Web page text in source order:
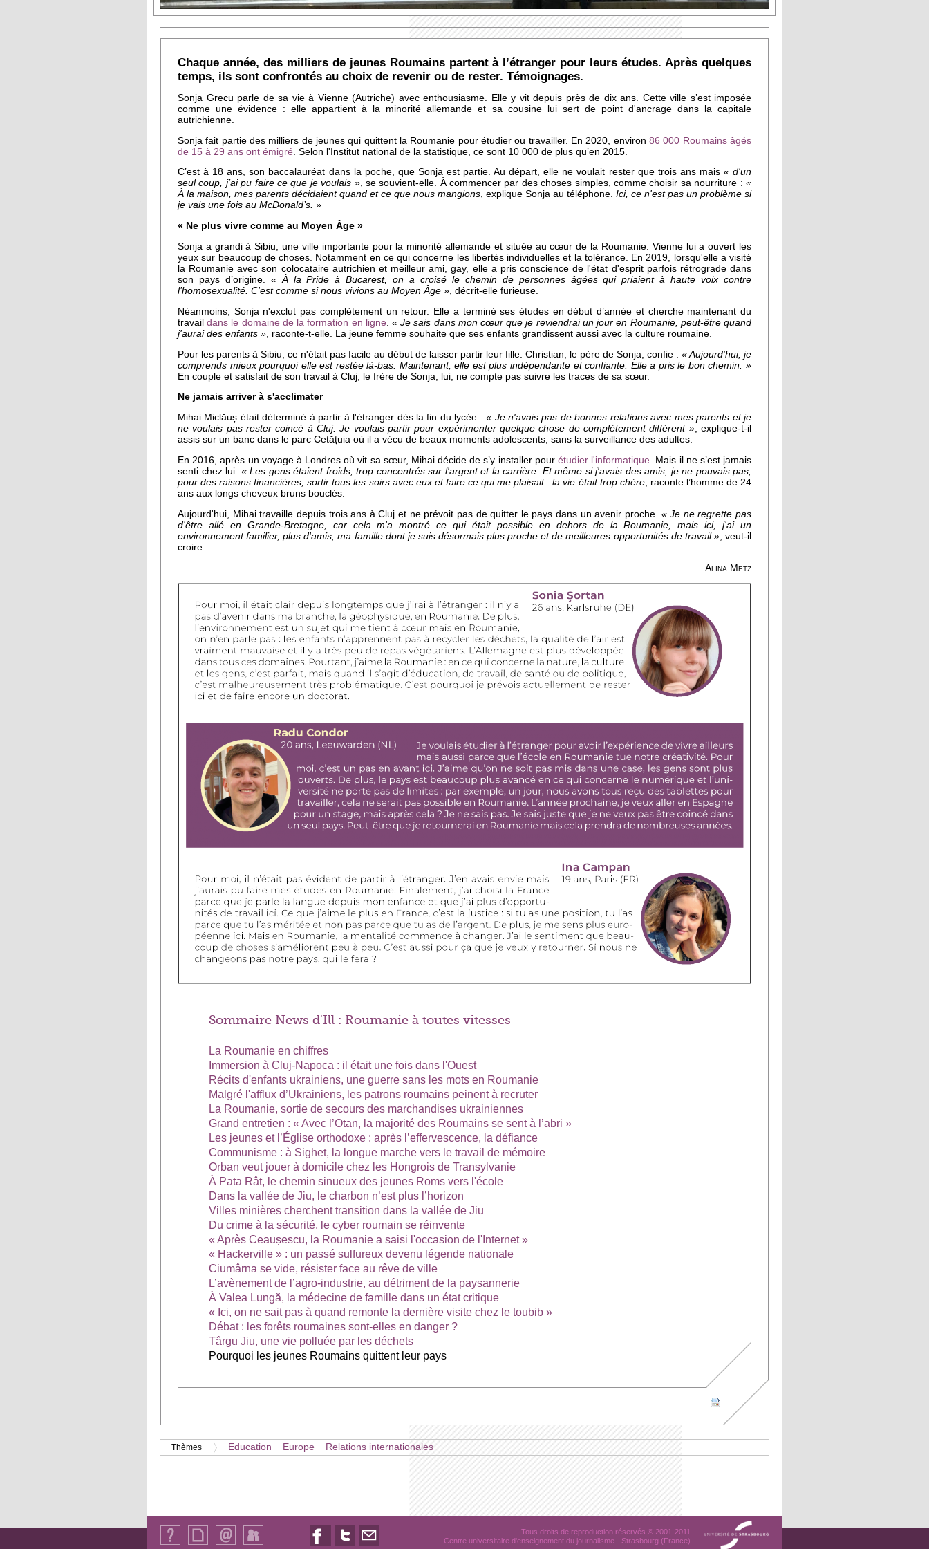
Chaque année, des milliers de jeunes Roumains partent à l’étranger pour leurs études. Après quelques
temps, ils sont confrontés au choix de revenir ou de rester. Témoignages.
Sonja Grecu parle de sa vie à Vienne (Autriche) avec enthousiasme. Elle y vit depuis près de dix ans. Cette ville s’est imposée
comme une évidence : elle appartient à la minorité allemande et sa cousine lui sert de point d'ancrage dans la capitale
autrichienne.
Sonja fait partie des milliers de jeunes qui quittent la Roumanie pour étudier ou travailler. En 2020, environ 86 000 Roumains âgés
de 15 à 29 ans ont émigré . Selon l'Institut national de la statistique, ce sont 10 000 de plus qu’en 2015.
C’est à 18 ans, son baccalauréat dans la poche, que Sonja est partie. Au départ, elle ne voulait rester que trois ans mais « d'un
seul coup, j’ai pu faire ce que je voulais », se souvient-elle. À commencer par des choses simples, comme choisir sa nourriture :«
À la maison, mes parents décidaient quand et ce que nous mangions, explique Sonja au téléphone. Ici, ce n'est pas un problème si
je vais une fois au McDonald’s. »
« Ne plus vivre comme au Moyen Âge »
Sonja a grandi à Sibiu, une ville importante pour la minorité allemande et située au cœur de la Roumanie. Vienne lui a ouvert les
yeux sur beaucoup de choses. Notamment en ce qui concerne les libertés individuelles et la tolérance. En 2019, lorsqu'elle a visité
la Roumanie avec son colocataire autrichien et meilleur ami, gay, elle a pris conscience de l'état d'esprit parfois rétrograde dans
son pays d’origine. « À la Pride à Bucarest, on a croisé le chemin de personnes âgées qui priaient à haute voix contre
l’homosexualité. C'est comme si nous vivions au Moyen Âge » , décrit-elle furieuse.
Néanmoins, Sonja n'exclut pas complètement un retour. Elle a terminé ses études en début d’année et cherche maintenant du
travaildans le domaine de la formation en ligne « Je sais dans mon cœur que je reviendrai un jour en Roumanie, peut-être quand
j'aurai des enfants » , raconte-t-elle. La jeune femme souhaite que ses enfants grandissent aussi avec la culture roumaine.
Pour les parents à Sibiu, ce n'était pas facile au début de laisser partir leur fille. Christian, le père de Sonja, confie : « Aujourd'hui, je
comprends mieux pourquoi elle est restée là-bas. Maintenant, elle est plus indépendante et confiante. Elle a pris le bon chemin. »
En couple et satisfait de son travail à Cluj, le frère de Sonja, lui, ne compte pas suivre les traces de sa sœur.
Ne jamais arriver à s'acclimater
Mihai Miclăuș était déterminé à partir à l'étranger dès la fin du lycée :« Je n'avais pas de bonnes relations avec mes parents et je
ne voulais pas rester coincé à Cluj. Je voulais partir pour expérimenter quelque chose de complètement différent », explique-t-il
assis sur un banc dans le parc Cetăţuia où il a vécu de beaux moments adolescents, sans la surveillance des adultes.
En 2016, après un voyage à Londres où vit sa sœur, Mihai décide de s’y installer pour étudier l'informatique . Mais il ne s’est jamais
senti chez lui. « Les gens étaient froids, trop concentrés sur l'argent et la carrière. Et même si j'avais des amis, je ne pouvais pas,
pour des raisons financières, sortir tous les soirs avec eux et faire ce qui me plaisait : la vie était trop chère, raconte l’homme de 24
ans aux longs cheveux bruns bouclés.
Aujourd'hui, Mihai travaille depuis trois ans à Cluj et ne prévoit pas de quitter le pays dans un avenir proche. « Je ne regrette pas
d'être allé en Grande-Bretagne, car cela m'a montré ce qui était possible en dehors de la Roumanie, mais ici, j'ai un
environnement familier, plus d'amis, ma famille dont je suis désormais plus proche et de meilleures opportunités de travail », veut-il
croire.
Alina Metz
Sommaire News d'Ill : Roumanie à toutes vitesses
La Roumanie en chiffres
Immersion à Cluj-Napoca : il était une fois dans l'Ouest
Récits d'enfants ukrainiens, une guerre sans les mots en Roumanie
Malgré l'afflux d’Ukrainiens, les patrons roumains peinent à recruter
La Roumanie, sortie de secours des marchandises ukrainiennes
Grand entretien : « Avec l’Otan, la majorité des Roumains se sent à l’abri »
Les jeunes et l’Église orthodoxe : après l’effervescence, la défiance
Communisme : à Sighet, la longue marche vers le travail de mémoire
Orban veut jouer à domicile chez les Hongrois de Transylvanie
À Pata Rât, le chemin sinueux des jeunes Roms vers l'école
Dans la vallée de Jiu, le charbon n’est plus l’horizon
Villes minières cherchent transition dans la vallée de Jiu
Du crime à la sécurité, le cyber roumain se réinvente
« Après Ceaușescu, la Roumanie a saisi l'occasion de l'Internet »
« Hackerville » : un passé sulfureux devenu légende nationale
Ciumârna se vide, résister face au rêve de ville
L’avènement de l’agro-industrie, au détriment de la paysannerie
À Valea Lungă, la médecine de famille dans un état critique
« Ici, on ne sait pas à quand remonte la dernière visite chez le toubib »
Débat : les forêts roumaines sont-elles en danger ?
Târgu Jiu, une vie polluée par les déchets
Pourquoi les jeunes Roumains quittent leur pays
Thèmes Education Europe Relations internationales
Tous droits de reproduction réservés © 2001-2011
Centre universitaire d'enseignement du journalisme - Strasbourg (France)